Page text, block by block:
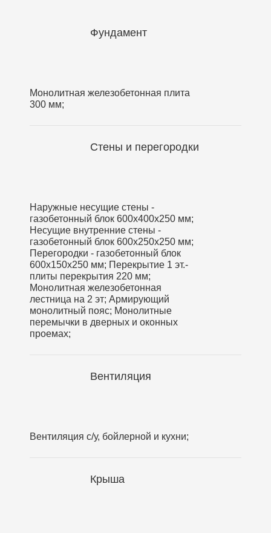
Фундамент
Монолитная железобетонная плита
300 мм;
Стены и перегородки
Наружные несущие стены -
газобетонный блок 600х400х250 мм;
Несущие внутренние стены -
газобетонный блок 600х250х250 мм;
Перегородки - газобетонный блок
600х150х250 мм; Перекрытие 1 эт.-
плиты перекрытия 220 мм;
Монолитная железобетонная
лестница на 2 эт; Армирующий
монолитный пояс; Монолитные
перемычки в дверных и оконных
проемах;
Вентиляция
Вентиляция с/у, бойлерной и кухни;
Крыша